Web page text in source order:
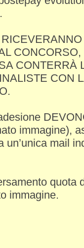
CONTERRÀ
CON
immagine),
un’unica mail
quota
immagine.